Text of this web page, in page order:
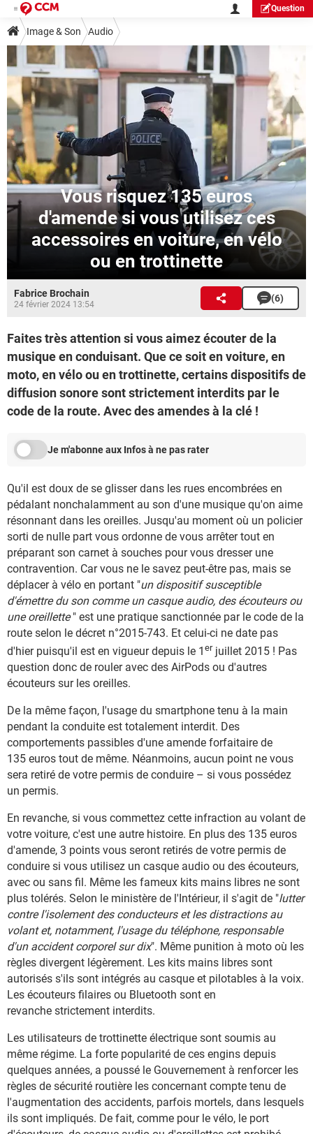
Question
Image & Son Audio
Vous risquez 135 euros
d'amende si vous utilisez ces
accessoires en voiture, en vélo
ou en trottinette
Fabrice Brochain
24 février 2024 13:54
(6)
Faites très attention si vous aimez écouter de la
musique en conduisant. Que ce soit en voiture, en
moto, en vélo ou en trottinette, certains dispositifs de
diffusion sonore sont strictement interdits par le
code de la route. Avec des amendes à la clé !
Je m'abonne aux Infos à ne pas rater
Qu'il est doux de se glisser dans les rues encombrées en
pédalant nonchalamment au son d'une musique qu'on aime
résonnant dans les oreilles. Jusqu'au moment où un policier
sorti de nulle part vous ordonne de vous arrêter tout en
préparant son carnet à souches pour vous dresser une
contravention. Car vous ne le savez peut-être pas, mais se
déplacer à vélo en portant "un dispositif susceptible
d'émettre du son comme un casque audio, des écouteurs ou
une oreillette" est une pratique sanctionnée par le code de la
route selon le décret n°2015-743. Et celui-ci ne date pas
d'hier puisqu'il est en vigueur depuis le 1 er juillet 2015 ! Pas
question donc de rouler avec des AirPods ou d'autres
écouteurs sur les oreilles.
De la même façon, l'usage du smartphone tenu à la main
pendant la conduite est totalement interdit. Des
comportements passibles d'une amende forfaitaire de
135 euros tout de même. Néanmoins, aucun point ne vous
sera retiré de votre permis de conduire – si vous possédez
un permis.
En revanche, si vous commettez cette infraction au volant de
votre voiture, c'est une autre histoire. En plus des 135 euros
d'amende, 3 points vous seront retirés de votre permis de
conduire si vous utilisez un casque audio ou des écouteurs,
avec ou sans fil. Même les fameux kits mains libres ne sont
plus tolérés. Selon le ministère de l'Intérieur, il s'agit de "lutter
contre l'isolement des conducteurs et les distractions au
volant et, notamment, l'usage du téléphone, responsable
d'un accident corporel sur dix". Même punition à moto où les
règles divergent légèrement. Les kits mains libres sont
autorisés s'ils sont intégrés au casque et pilotables à la voix.
Les écouteurs filaires ou Bluetooth sont en
revanche strictement interdits.
Les utilisateurs de trottinette électrique sont soumis au
même régime. La forte popularité de ces engins depuis
quelques années, a poussé le Gouvernement à renforcer les
règles de sécurité routière les concernant compte tenu de
l'augmentation des accidents, parfois mortels, dans lesquels
ils sont impliqués. De fait, comme pour le vélo, le port